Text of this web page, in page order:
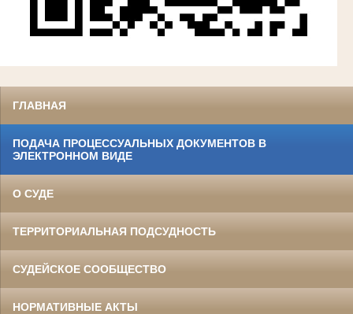
ГЛАВНАЯ
ПОДАЧА ПРОЦЕССУАЛЬНЫХ ДОКУМЕНТОВ В
ЭЛЕКТРОННОМ ВИДЕ
О СУДЕ
ТЕРРИТОРИАЛЬНАЯ ПОДСУДНОСТЬ
СУДЕЙСКОЕ СООБЩЕСТВО
НОРМАТИВНЫЕ АКТЫ